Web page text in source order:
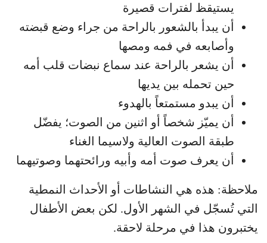
يستيقظ لفترات قصيرة
أن يبدأ بالشعور بالراحة من جراء وضع قبضته
وأصابعه في فمه ومصها
أن يشعر بالراحة عند سماع نبضات قلب أمه
حين تحمله بين يديها
أن يبدو مستمتعاً بالهدوء
أن يميّز شخصاً أو اثنين من الصوت؛ يفضّل
طبقة الصوت العالية ولاسيما الغناء
أن يعرف صوت أمه وأبيه ورائحتهما وصوتيهما
ملاحظة: هذه هي النشاطات أو الأحداث النمطية
التي تُسجّل في الشهر الأول. لكن بعض الأطفال
يختبرون هذا في مرحلة لاحقة.